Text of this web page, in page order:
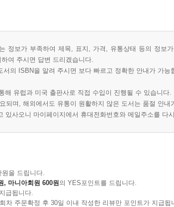
정보가 부족하여 제목, 표지, 가격, 유통상태 등의 정보
여 주시면 답변 드리겠습니다.
의 ISBN을 알려 주시면 보다 빠르고 정확한 안내가 가능
해 유럽과 미국 출판사로 직접 수입이 진행될 수 있습니다.
되며, 해외에서도 유통이 원활하지 않은 도서는 품절 안내
있사오니 마이페이지에서 휴대전화번호와 메일주소를 다
을 드립니다.
, 마니아회원 600원의 YES포인트를 드립니다.
급됩니다.
차 주문확정 후 30일 이내 작성한 리뷰만 포인트가 지급됩